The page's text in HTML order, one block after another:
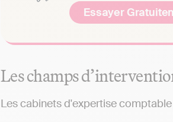
Essayer
Les champs
Les cabinets d'expertise